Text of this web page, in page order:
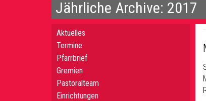
Jährliche Archive: 2017
Aktuelles
Termine
Pfarrbrief
Gremien
Pastoralteam
Einrichtungen